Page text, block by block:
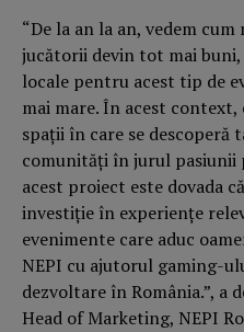
“De la an la an, vedem
jucătorii devin tot mai
locale pentru acest tip de
mai mare. În acest
spații în care se descoperă
comunități în jurul
acest proiect este dovada
investiție în experiențe
evenimente care aduc
NEPI cu ajutorul gaming-
dezvoltare în România.”, a
Head of Marketing, NEPI